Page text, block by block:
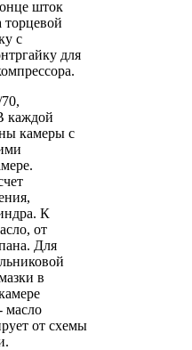
шток
торцевой
с
для
каждой
камеры с
К
от
Для
в
масло
от схемы